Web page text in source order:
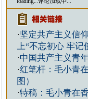
·坚定共产主义信
上“不忘初心 牢记
·中国共产主义青
·红笔杆：毛小青
图）
·特稿：毛小青在